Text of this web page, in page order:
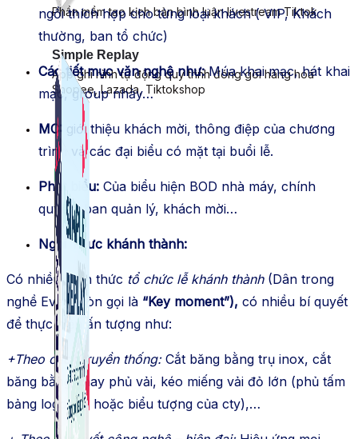
Simple Replay
App ghi hình tự động quy trình đóng gói hàng hoá
Shopee, Lazada, Tiktokshop
Phần mềm tạo kịch bản bình luận livestream Tiktok
ngồi thích hợp cho từng loại khách ( VIP, Khách
thường, ban tổ chức)
Các tiết mục văn nghệ như:Múa khai mạc, hát khai
mạc, group nhảy…
MC: giới thiệu khách mời, thông điệp của chương
trình và các đại biểu có mặt tại buổi lễ.
Phát biểu: Của biểu hiện BOD nhà máy, chính
quyền, ban quản lý, khách mời…
Nghi Thưc khánh thành:
Có nhiều hình thức tổ chức lễ khánh thành(Dân trong
nghề Event còn gọi là “Key moment”), có nhiều bí quyết
để thực hiện ấn tượng như:
+Theo cách truyền thống:Cắt băng bằng trụ inox, cắt
băng bằng khay phủ vải, kéo miếng vải đỏ lớn (phủ tấm
bảng logo cty hoặc biểu tượng của cty),…